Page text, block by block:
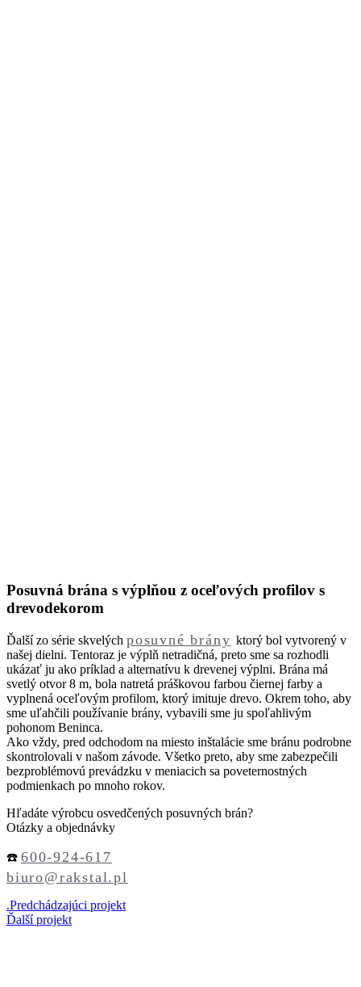
Posuvná brána s výplňou z oceľových profilov s
drevodekorom
Ďalší zo série skvelých posuvné brány ktorý bol vytvorený v
našej dielni. Tentoraz je výplň netradičná, preto sme sa rozhodli
ukázať ju ako príklad a alternatívu k drevenej výplni. Brána má
svetlý otvor 8 m, bola natretá práškovou farbou čiernej farby a
vyplnená oceľovým profilom, ktorý imituje drevo. Okrem toho, aby
sme uľahčili používanie brány, vybavili sme ju spoľahlivým
pohonom Beninca.
Ako vždy, pred odchodom na miesto inštalácie sme bránu podrobne
skontrolovali v našom závode. Všetko preto, aby sme zabezpečili
bezproblémovú prevádzku v meniacich sa poveternostných
podmienkach po mnoho rokov.
Hľadáte výrobcu osvedčených posuvných brán?
Otázky a objednávky
☎️ 600-924-617
biuro@rakstal.pl
.Predchádzajúci projekt
Ďalší projekt